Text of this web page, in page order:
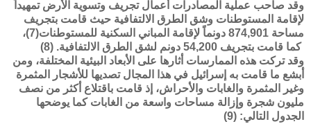
وقد صاحب عملية المصادرات أعمال تجريف وتسوية الأرض تمهيداً
لإقامة المستوطنات وشق الطرق الالتفافية حيث قامت بتجريف
مساحة 874,901 دونماً لإقامة المباني السكنية للمستوطنات(7)،
كما قامت بتجريف 54,200 دونم لشق الطرق الالتفافية. (8)
وقد تركت هذه الممارسات أثارها على الأبعاد البيئية المختلفة، ومن
أبشع ما قامت به إسرائيل في هذا المجال تصديها للأشجار المثمرة
وغير المثمرة والغابات والأحراش، إذ قامت باقتلاع أكثر من نصف
مليون شجرة وإزالة مساحات واسعة من الغابات كما يوضحها
الجدول التالي: (9)